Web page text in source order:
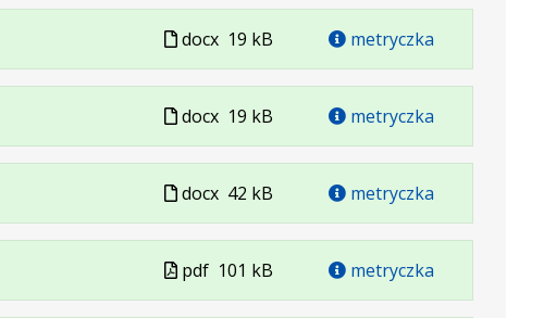
formacie
Plik
w
formacie
docx 19 kB metryczka
Plik
w
formacie
docx 19 kB metryczka
Plik
w
formacie
docx 42 kB metryczka
Plik
w
pdf 101 kB metryczka